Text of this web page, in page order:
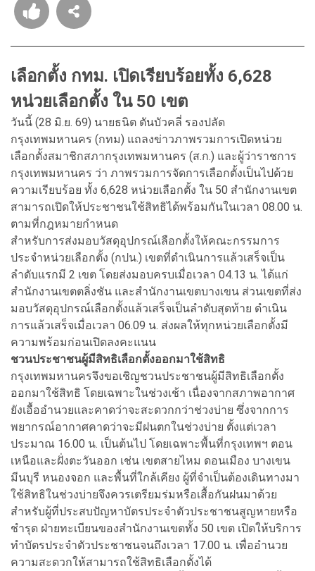
เลือกตั้ง กทม. เปิดเรียบร้อยทั้ง 6,628
หน่วยเลือกตั้ง ใน 50 เขต
วันนี้ (28 มิ.ย. 69) นายธนิต ตันบัวคลี่ รองปลัด
กรุงเทพมหานคร (กทม) แถลงข่าวภาพรวมการเปิดหน่วย
เลือกตั้งสมาชิกสภากรุงเทพมหานคร (ส.ก.) และผู้ว่าราชการ
กรุงเทพมหานคร ว่า ภาพรวมการจัดการเลือกตั้งเป็นไปด้วย
ความเรียบร้อย ทั้ง 6,628 หน่วยเลือกตั้ง ใน 50 สำนักงานเขต
สามารถเปิดให้ประชาชนใช้สิทธิได้พร้อมกันในเวลา 08.00 น.
ตามที่กฎหมายกำหนด
สำหรับการส่งมอบวัสดุอุปกรณ์เลือกตั้งให้คณะกรรมการ
ประจำหน่วยเลือกตั้ง (กปน.) เขตที่ดำเนินการแล้วเสร็จเป็น
ลำดับแรกมี 2 เขต โดยส่งมอบครบเมื่อเวลา 04.13 น. ได้แก่
สำนักงานเขตตลิ่งชัน และสำนักงานเขตบางเขน ส่วนเขตที่ส่ง
มอบวัสดุอุปกรณ์เลือกตั้งแล้วเสร็จเป็นลำดับสุดท้าย ดำเนิน
การแล้วเสร็จเมื่อเวลา 06.09 น. ส่งผลให้ทุกหน่วยเลือกตั้งมี
ความพร้อมก่อนเปิดลงคะแนน
ชวนประชาชนผู้มีสิทธิเลือกตั้งออกมาใช้สิทธิ
กรุงเทพมหานครจึงขอเชิญชวนประชาชนผู้มีสิทธิเลือกตั้ง
ออกมาใช้สิทธิ โดยเฉพาะในช่วงเช้า เนื่องจากสภาพอากาศ
ยังเอื้ออำนวยและคาดว่าจะสะดวกกว่าช่วงบ่าย ซึ่งจากการ
พยากรณ์อากาศคาดว่าจะมีฝนตกในช่วงบ่าย ตั้งแต่เวลา
ประมาณ 16.00 น. เป็นต้นไป โดยเฉพาะพื้นที่กรุงเทพฯ ตอน
เหนือและฝั่งตะวันออก เช่น เขตสายไหม ดอนเมือง บางเขน
มีนบุรี หนองจอก และพื้นที่ใกล้เคียง ผู้ที่จำเป็นต้องเดินทางมา
ใช้สิทธิในช่วงบ่ายจึงควรเตรียมร่มหรือเสื้อกันฝนมาด้วย
สำหรับผู้ที่ประสบปัญหาบัตรประจำตัวประชาชนสูญหายหรือ
ชำรุด ฝ่ายทะเบียนของสำนักงานเขตทั้ง 50 เขต เปิดให้บริการ
ทำบัตรประจำตัวประชาชนจนถึงเวลา 17.00 น. เพื่ออำนวย
ความสะดวกให้สามารถใช้สิทธิเลือกตั้งได้